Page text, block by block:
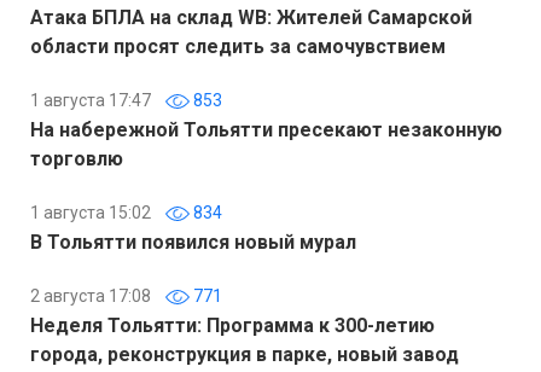
Атака БПЛА на склад WB: Жителей Самарской
области просят следить за самочувствием
1 августа 17:47 853
На набережной Тольятти пресекают незаконную
торговлю
1 августа 15:02 834
В Тольятти появился новый мурал
2 августа 17:08 771
Неделя Тольятти: Программа к 300-летию
города, реконструкция в парке, новый завод